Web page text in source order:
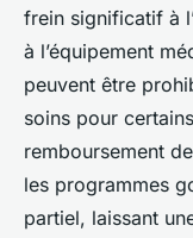
frein significatif à
à l’équipement
peuvent être
soins pour
remboursement
les programmes
partiel, laissant